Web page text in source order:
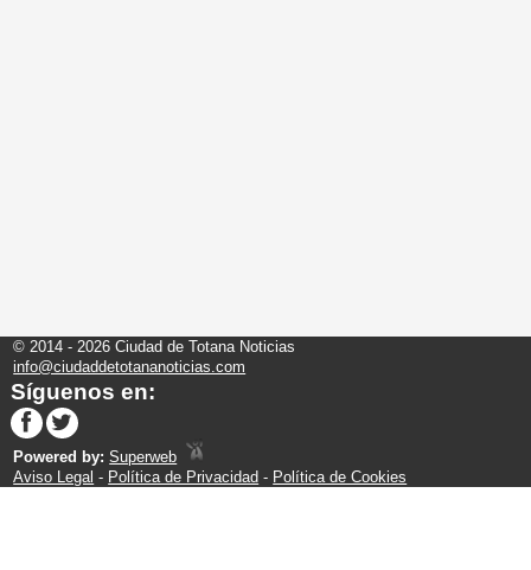
© 2014 - 2026 Ciudad de Totana Noticias
info@ciudaddetotananoticias.com
Síguenos en:
Powered by:Superweb
Aviso Legal - Política de Privacidad - Política de Cookies